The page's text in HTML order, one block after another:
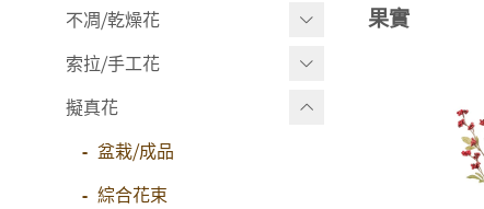
不凋⧸乾燥花
多色組合
-
- 中玫瑰
- 迷你玫瑰
索拉⧸手工花
索拉花(有花莖)
- 原色
- 莉朵獨家噴漆
擬真花
盆栽⧸成品
綜合花束
果實